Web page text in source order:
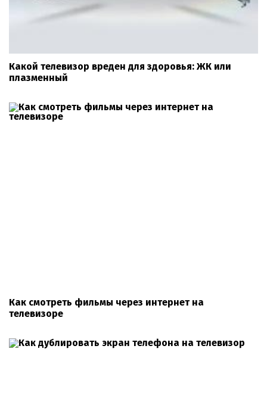
Какой телевизор вреден для здоровья: ЖК или
плазменный
Как смотреть фильмы через интернет на
телевизоре